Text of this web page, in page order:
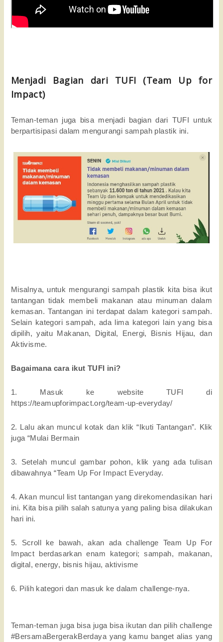
Menjadi Bagian dari TUFI (Team Up for
Impact)
Teman-teman juga bisa menjadi bagian dari TUFI untuk
berpartisipasi dalam mengurangi sampah plastik ini.
Misalnya, untuk mengurangi sampah plastik kita bisa ikut
tantangan tidak membeli makanan atau minuman dalam
kemasan. Tantangan ini terdapat dalam kategori sampah.
Selain kategori sampah, ada lima kategori lain yang bisa
dipilih, yaitu Makanan, Digital, Energi, Bisnis Hijau, dan
Aktivisme.
Bagaimana cara ikut TUFI ini?
1. Masuk ke website TUFI di
https://teamupforimpact.org/team-up-everyday/
2. Lalu akan muncul kotak dan klik “Ikuti Tantangan”. Klik
juga “Mulai Bermain
3. Setelah muncul gambar pohon, klik yang ada tulisan
dibawahnya “Team Up For Impact Everyday.
4. Akan muncul list tantangan yang direkomendasikan hari
ini. Kita bisa pilih salah satunya yang paling bisa dilakukan
hari ini.
5. Scroll ke bawah, akan ada challenge Team Up For
Impact berdasarkan enam kategori; sampah, makanan,
digital, energy, bisnis hijau, aktivisme
6. Pilih kategori dan masuk ke dalam challenge-nya.
Teman-teman juga bisa juga bisa ikutan dan pilih challenge
#BersamaBergerakBerdaya yang kamu banget alias yang